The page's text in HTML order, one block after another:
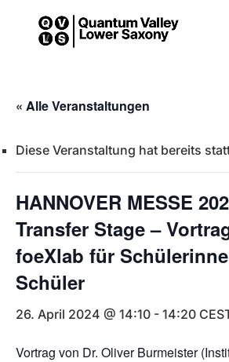
« Alle Veranstaltungen
Diese Veranstaltung hat bereits
HANNOVER MESSE
Transfer Stage –
foeXlab für
Schüler
26. April 2024 @ 14:10 - 14:20
Vortrag von Dr. Oliver Burmeister